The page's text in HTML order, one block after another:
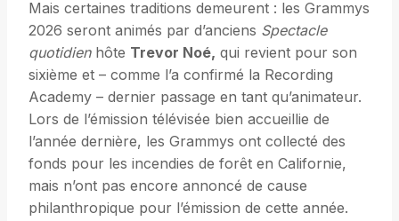
Mais certaines traditions demeurent : les Grammys
2026 seront animés par d’anciens Spectacle
quotidienhôte Trevor Noé, qui revient pour son
sixième et – comme l’a confirmé la Recording
Academy – dernier passage en tant qu’animateur.
Lors de l’émission télévisée bien accueillie de
l’année dernière, les Grammys ont collecté des
fonds pour les incendies de forêt en Californie,
mais n’ont pas encore annoncé de cause
philanthropique pour l’émission de cette année.